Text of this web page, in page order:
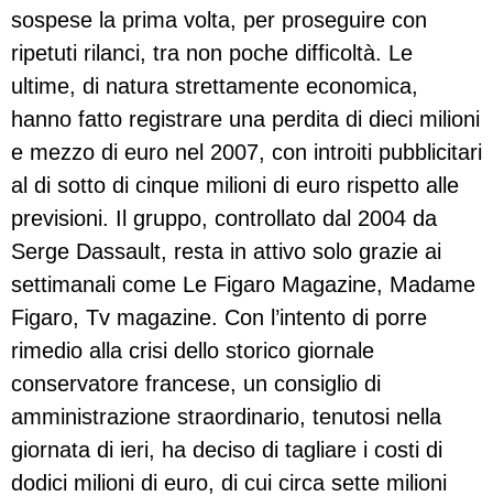
sospese la prima volta, per proseguire con
ripetuti rilanci, tra non poche difficoltà. Le
ultime, di natura strettamente economica,
hanno fatto registrare una perdita di dieci milioni
e mezzo di euro nel 2007, con introiti pubblicitari
al di sotto di cinque milioni di euro rispetto alle
previsioni. Il gruppo, controllato dal 2004 da
Serge Dassault, resta in attivo solo grazie ai
settimanali come Le Figaro Magazine, Madame
Figaro, Tv magazine. Con l’intento di porre
rimedio alla crisi dello storico giornale
conservatore francese, un consiglio di
amministrazione straordinario, tenutosi nella
giornata di ieri, ha deciso di tagliare i costi di
dodici milioni di euro, di cui circa sette milioni